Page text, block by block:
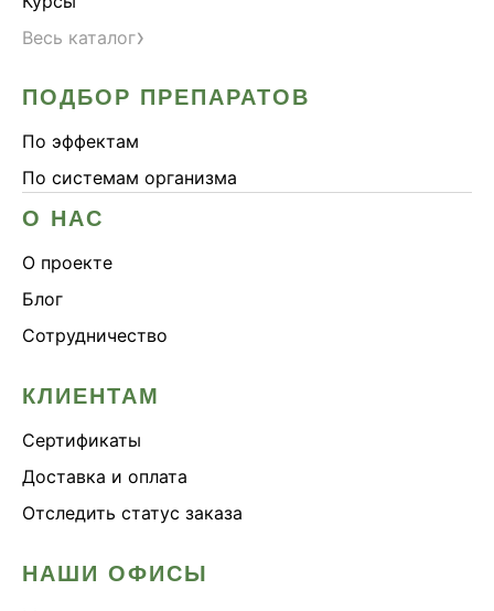
Весь каталог›
ПОДБОР ПРЕПАРАТОВ
По эффектам
По системам организма
О НАС
О проекте
Блог
Сотрудничество
КЛИЕНТАМ
Сертификаты
Доставка и оплата
Отследить статус заказа
НАШИ ОФИСЫ